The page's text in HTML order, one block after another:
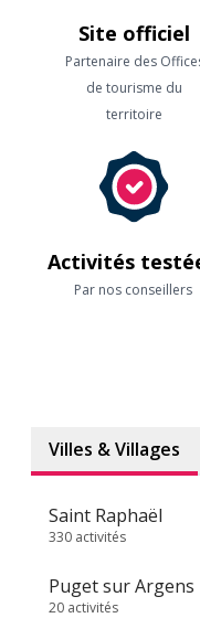
Site officiel
Partenaire des
de tourisme du
territoire
Activités
Par nos conseillers
Villes & Villages
Saint Raphaël
330 activités
Puget sur Argens
20 activités